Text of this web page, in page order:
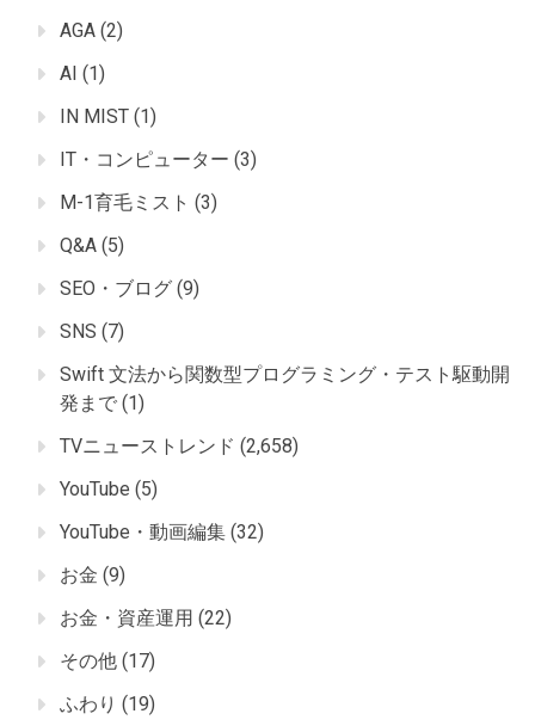
AGA (2)
AI (1)
IN MIST (1)
IT・コンピューター (3)
M-1育毛ミスト (3)
Q&A (5)
SEO・ブログ (9)
SNS (7)
Swift 文法から関数型プログラミング・テスト駆動開
発まで (1)
TVニューストレンド (2,658)
YouTube (5)
YouTube・動画編集 (32)
お金 (9)
お金・資産運用 (22)
その他 (17)
ふわり (19)